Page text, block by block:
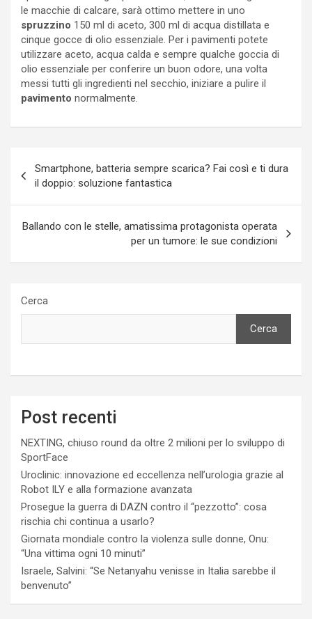
le macchie di calcare, sarà ottimo mettere in uno
spruzzino 150 ml di aceto, 300 ml di acqua distillata e
cinque gocce di olio essenziale. Per i pavimenti potete
utilizzare aceto, acqua calda e sempre qualche goccia di
olio essenziale per conferire un buon odore, una volta
messi tutti gli ingredienti nel secchio, iniziare a pulire il
pavimento normalmente.
articoli
Smartphone, batteria sempre scarica? Fai così e ti dura
il doppio: soluzione fantastica
Ballando con le stelle, amatissima protagonista operata
per un tumore: le sue condizioni
Cerca
Cerca
Post recenti
NEXTING, chiuso round da oltre 2 milioni per lo sviluppo di
SportFace
Uroclinic: innovazione ed eccellenza nell’urologia grazie al
Robot ILY e alla formazione avanzata
Prosegue la guerra di DAZN contro il “pezzotto”: cosa
rischia chi continua a usarlo?
Giornata mondiale contro la violenza sulle donne, Onu:
“Una vittima ogni 10 minuti”
Israele, Salvini: “Se Netanyahu venisse in Italia sarebbe il
benvenuto”